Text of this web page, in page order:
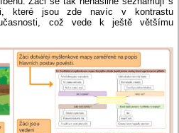
které jsou zde navíc v kontrastu
což vede k ještě většímu